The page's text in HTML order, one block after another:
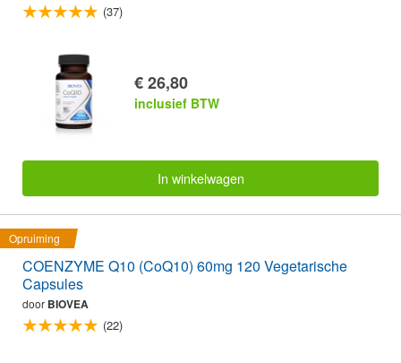
(37)
€ 26,80
inclusief BTW
In winkelwagen
Opruiming
COENZYME Q10 (CoQ10) 60mg 120 Vegetarische
Capsules
door BIOVEA
(22)